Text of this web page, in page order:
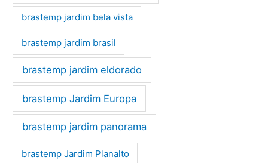
brastemp jardim bela vista
brastemp jardim brasil
brastemp jardim eldorado
brastemp Jardim Europa
brastemp jardim panorama
brastemp Jardim Planalto